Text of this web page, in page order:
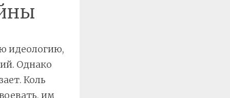
идеологию,
Однако
Коль
им